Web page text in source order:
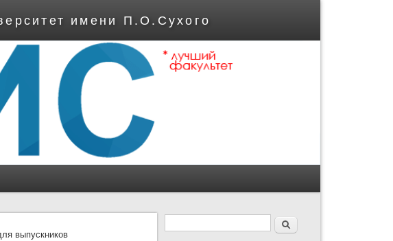
имени П.О.Сухого
выпускников Форма поискаПоиск